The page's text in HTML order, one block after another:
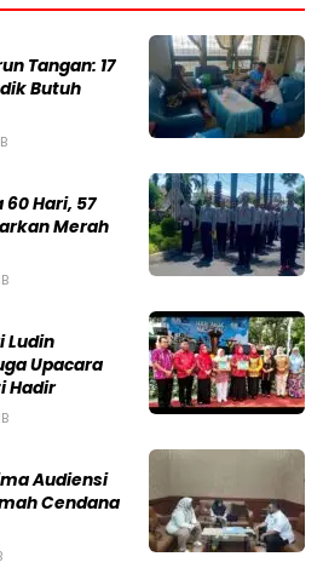
Tangan: 17
Butuh
Hari, 57
Merah
Ludin
Upacara
Hadir
Audiensi
Cendana